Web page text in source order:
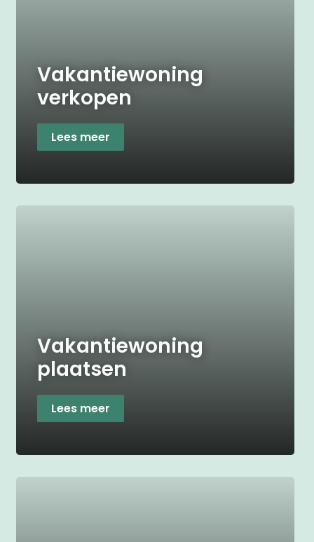
Vakantiewoning
verkopen
Lees meer
Vakantiewoning
plaatsen
Lees meer